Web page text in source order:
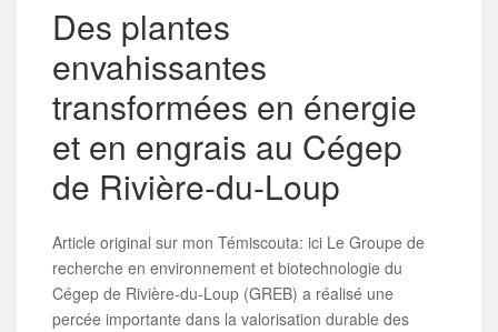
Des plantes
envahissantes
transformées en énergie
et en engrais au Cégep
de Rivière-du-Loup
Article original sur mon Témiscouta: ici Le Groupe de
recherche en environnement et biotechnologie du
Cégep de Rivière-du-Loup (GREB) a réalisé une
percée importante dans la valorisation durable des